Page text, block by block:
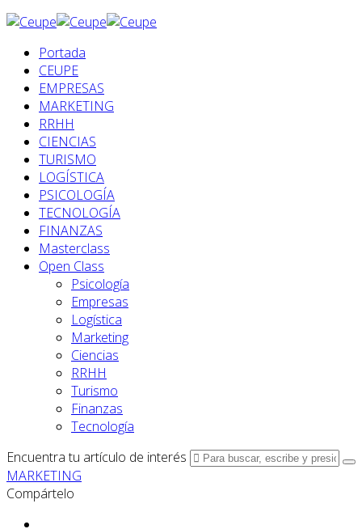
Portada
CEUPE
EMPRESAS
MARKETING
RRHH
CIENCIAS
TURISMO
LOGÍSTICA
PSICOLOGÍA
TECNOLOGÍA
FINANZAS
Masterclass
Open Class
Psicología
Empresas
Logística
Marketing
Ciencias
RRHH
Turismo
Finanzas
Tecnología
Encuentra tu artículo de interés
MARKETING
Compártelo